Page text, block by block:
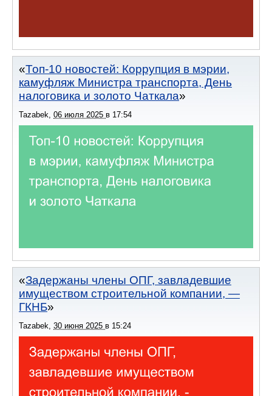
Топ-10 новостей: Коррупция в мэрии,
камуфляж Министра транспорта, День
налоговика и золото Чаткала
Tazabek, 06 июля 2025 в 17:54
Задержаны члены ОПГ, завладевшие
имуществом строительной компании, —
ГКНБ
Tazabek 30 июня 2025 в 15:24